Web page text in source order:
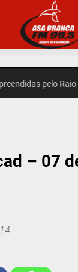
pelo Raio
– 07